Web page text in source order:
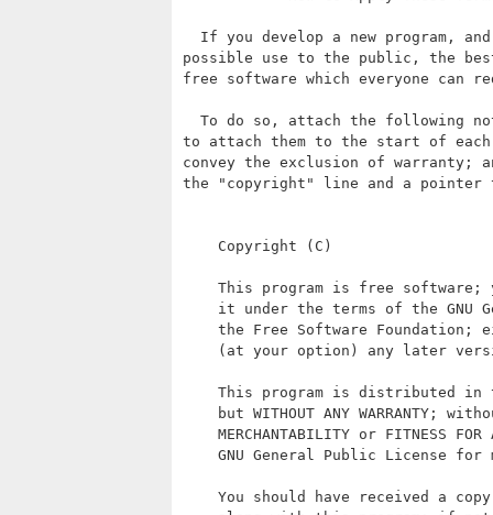
    Copyright (C)
This program is free software;
it under the terms of the GNU
the Free Software Foundation;
(at your option) any later
This program is distributed in
but WITHOUT ANY WARRANTY;
MERCHANTABILITY or FITNESS FOR
GNU General Public License for
You should have received a